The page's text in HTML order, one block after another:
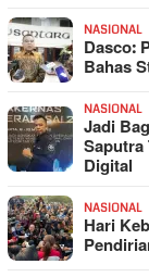
NASIONAL
Dasco:
Bahas
NASIONAL
Jadi
Digital
NASIONAL
Hari